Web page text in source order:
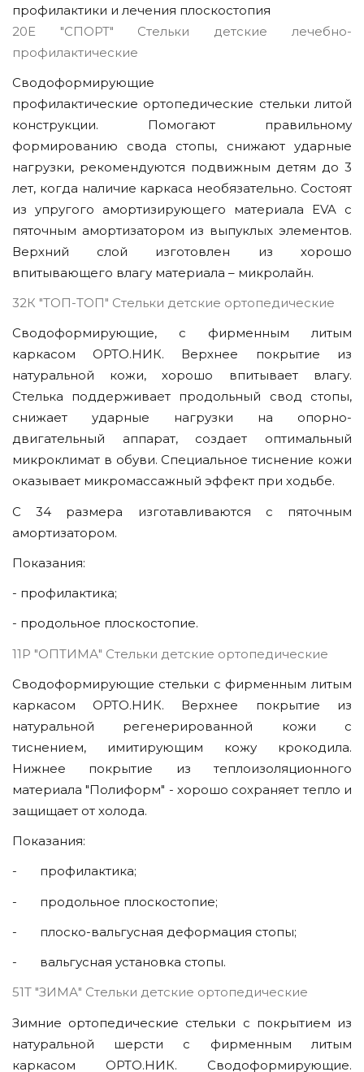
профилактики и лечения плоскостопия
20Е "СПОРТ" Стельки детские лечебно-
профилактические
Сводоформирующие
профилактические ортопедические стельки литой
конструкции. Помогают правильному
формированию свода стопы, снижают ударные
нагрузки, рекомендуются подвижным детям до 3
лет, когда наличие каркаса необязательно. Состоят
из упругого амортизирующего материала EVA с
пяточным амортизатором из выпуклых элементов.
Верхний слой изготовлен из хорошо
впитывающего влагу материала – микролайн.
32К "ТОП-ТОП" Стельки детские ортопедические
Сводоформирующие, с фирменным литым
каркасом ОРТО.НИК. Верхнее покрытие из
натуральной кожи, хорошо впитывает влагу.
Стелька поддерживает продольный свод стопы,
снижает ударные нагрузки на опорно-
двигательный аппарат, создает оптимальный
микроклимат в обуви. Специальное тиснение кожи
оказывает микромассажный эффект при ходьбе.
С 34 размера изготавливаются с пяточным
амортизатором.
Показания:
- профилактика;
- продольное плоскостопие.
11Р "ОПТИМА" Стельки детские ортопедические
Сводоформирующие стельки с фирменным литым
каркасом ОРТО.НИК. Верхнее покрытие из
натуральной регенерированной кожи с
тиснением, имитирующим кожу крокодила.
Нижнее покрытие из теплоизоляционного
материала "Полиформ" - хорошо сохраняет тепло и
защищает от холода.
Показания:
- профилактика;
- продольное плоскостопие;
- плоско-вальгусная деформация стопы;
- вальгусная установка стопы.
51Т "ЗИМА" Стельки детские ортопедические
Зимние ортопедические стельки с покрытием из
натуральной шерсти с фирменным литым
каркасом ОРТО.НИК. Сводоформирующие.